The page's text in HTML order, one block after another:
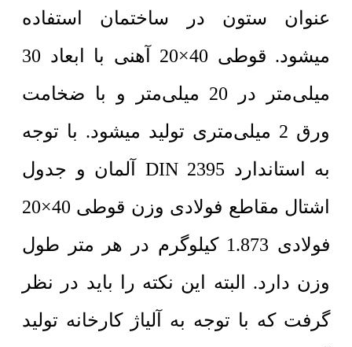
عنوان ستون در ساختمان استفاده
میشود. قوطی 40×20 آهنی با ابعاد 30
میلی‌متر در 20 میلی‌متر و با ضخامت
ورق 2 میلی‌متری تولید میشود. با توجه
به استاندارد DIN 2395 آلمان و جدول
اشتال مقاطع فولادی وزن قوطی 40×20
فولادی 1.873 کیلوگرم در هر متر طول
وزن دارد. البته این نکته را باید در نظر
گرفت که با توجه به آلیاژ کارخانه تولید